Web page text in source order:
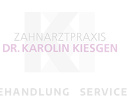
SERVICE